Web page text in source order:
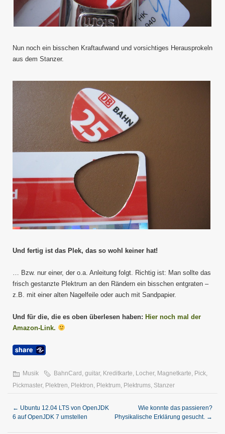
Nun noch ein bisschen Kraftaufwand und vorsichtiges Herausprokeln
aus dem Stanzer.
Und fertig ist das Plek, das so wohl keiner hat!
… Bzw. nur einer, der o.a. Anleitung folgt. Richtig ist: Man sollte das
frisch gestanzte Plektrum an den Rändern ein bisschen entgraten –
z.B. mit einer alten Nagelfeile oder auch mit Sandpapier.
Und für die, die es oben überlesen haben: Hier noch mal der
Amazon-Link.
Musik BahnCard guitar, Kreditkarte Locher, Magnetkarte Pick
Pickmaster, Plektren Plektron Plektrum Plektrums Stanzer
← Ubuntu 12.04 LTS von OpenJDK
6 auf OpenJDK 7 umstellen
Wie konnte das passieren?
Physikalische Erklärung gesucht. →